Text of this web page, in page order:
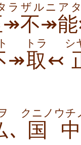
↠
ラ
不↠
ザルニ ア
↠取
トラ
↢
シ
､ 国
クニノ
中
ウチ